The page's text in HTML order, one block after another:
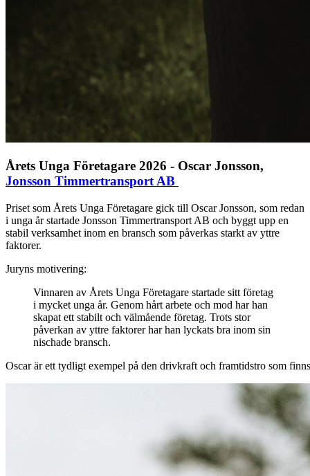
Årets Unga Företagare 2026 - Oscar Jonsson,
Jonsson Timmertransport AB
Priset som Årets Unga Företagare gick till Oscar Jonsson, som redan
i unga år startade Jonsson Timmertransport AB och byggt upp en
stabil verksamhet inom en bransch som påverkas starkt av yttre
faktorer.
Juryns motivering:
Vinnaren av Årets Unga Företagare startade sitt företag
i mycket unga år. Genom hårt arbete och mod har han
skapat ett stabilt och välmående företag. Trots stor
påverkan av yttre faktorer har han lyckats bra inom sin
nischade bransch.
Oscar är ett tydligt exempel på den drivkraft och framtidstro som